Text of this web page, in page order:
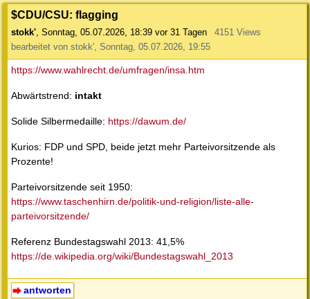
$CDU/CSU: flagging
stokk', Sonntag, 05.07.2026, 18:39 vor 31 Tagen
4151 Views
bearbeitet von stokk', Sonntag, 05.07.2026, 19:55
https://www.wahlrecht.de/umfragen/insa.htm
Abwärtstrend: intakt
Solide Silbermedaille: https://dawum.de/
Kurios: FDP und SPD, beide jetzt mehr Parteivorsitzende als
Prozente!
Parteivorsitzende seit 1950:
https://www.taschenhirn.de/politik-und-religion/liste-alle-
parteivorsitzende/
Referenz Bundestagswahl 2013: 41,5%
https://de.wikipedia.org/wiki/Bundestagswahl_2013
antworten